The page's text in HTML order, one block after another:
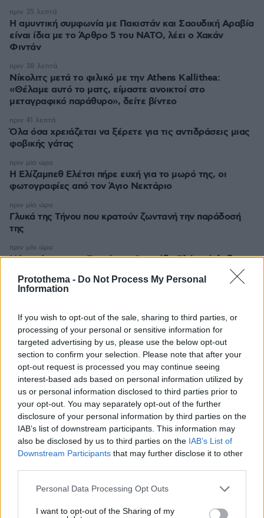
Protothema - Do Not Process My Personal
Information
If you wish to opt-out of the sale, sharing to third parties, or
processing of your personal or sensitive information for
targeted advertising by us, please use the below opt-out
section to confirm your selection. Please note that after your
opt-out request is processed you may continue seeing
interest-based ads based on personal information utilized by
us or personal information disclosed to third parties prior to
your opt-out. You may separately opt-out of the further
disclosure of your personal information by third parties on the
IAB’s list of downstream participants. This information may
also be disclosed by us to third parties on the IAB’s List of
Downstream Participants that may further disclose it to other
Please note that this website/app uses one or more Google
not limited to your visit or usage behaviour. You may click to
Personal Data Processing Opt Outs
I want to opt-out of the Sharing of my
Η αμυντική συμφωνία με Πακιστάν και Σαουδική Αραβία
είναι ίδια με το Άρθρο 5 του ΝΑΤΟ, λέει ο Χακάν
Φιντάν
πριν 35 λεπτά
Νίκολιτς μετά το φιλικό με την Athens Kallithea:
«Θέλαμε αυτό το ματς, είμαστε ανοικτοί στο
μεταγραφικό παράθυρο», δείτε βίντεο
πριν 38 λεπτά
Όλα όσα χρειάζεται να ξέρετε για τις αντιδράσεις μιας
φοβικής γάτας
πριν 41 λεπτά
Η Ελίζαμπεθ Ελέτσι πήρε ευχή για το μωρό της, οι
φωτογραφίες από τον Άγιο Νεκτάριο
πριν μία ώρα
Γλυκά της Τήνου που κρατούν ζωντανή την παράδοσή
της
πριν μία ώρα
Νέο χτύπημα στα Στενά του Ορμούζ - Βλήμα έπληξε το
πριν μία ώρα
ΤΑ ΠΙΟ ΔΗΜΟΦΙΛΗ